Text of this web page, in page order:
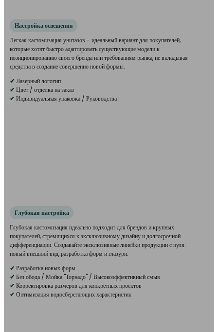
Настройка освещения
Легкая кастомизация унитазов - идеальный вариант для покупателей,
которые хотят быстро адаптировать существующие модели к
позиционированию своего бренда или требованиям рынка, не вкладывая
средства в создание совершенно новой формы.
✔ Лазерный логотип
✔ Цвет / отделка на заказ
✔ Индивидуальная упаковка / Руководства
Глубокая настройка
Глубокая кастомизация идеально подходит для брендов и крупных
покупателей, стремящихся к эксклюзивному дизайну и долгосрочной
дифференциации. Создавайте эксклюзивные линейки продукции с нуля:
новый внешний вид, разработка форм и глазури.
✔ Разработка новых форм
✔ Без обода / Мойка "Торнадо" / Высокоэффективный смыв
✔ Корректировка размеров для конкретных проектов
✔ Оптимизация водосберегающих характеристик